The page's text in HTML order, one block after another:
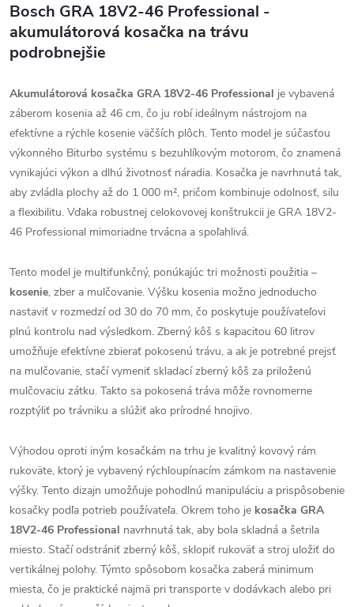
Bosch GRA 18V2-46 Professional -
akumulátorová kosačka na trávu
podrobnejšie
Akumulátorová kosačka GRA 18V2-46 Professional je vybavená
záberom kosenia až 46 cm, čo ju robí ideálnym nástrojom na
efektívne a rýchle kosenie väčších plôch. Tento model je súčasťou
výkonného Biturbo systému s bezuhlíkovým motorom, čo znamená
vynikajúci výkon a dlhú životnosť náradia. Kosačka je navrhnutá tak,
aby zvládla plochy až do 1 000 m², pričom kombinuje odolnosť, silu
a flexibilitu. Vďaka robustnej celokovovej konštrukcii je GRA 18V2-
46 Professional mimoriadne trvácna a spoľahlivá.
Tento model je multifunkčný, ponúkajúc tri možnosti použitia –
kosenie, zber a mulčovanie. Výšku kosenia možno jednoducho
nastaviť v rozmedzí od 30 do 70 mm, čo poskytuje používateľovi
plnú kontrolu nad výsledkom. Zberný kôš s kapacitou 60 litrov
umožňuje efektívne zbierať pokosenú trávu, a ak je potrebné prejsť
na mulčovanie, stačí vymeniť skladací zberný kôš za priloženú
mulčovaciu zátku. Takto sa pokosená tráva môže rovnomerne
rozptýliť po trávniku a slúžiť ako prírodné hnojivo.
Výhodou oproti iným kosačkám na trhu je kvalitný kovový rám
rukoväte, ktorý je vybavený rýchloupínacím zámkom na nastavenie
výšky. Tento dizajn umožňuje pohodlnú manipuláciu a prispôsobenie
kosačky podľa potrieb používateľa. Okrem toho je kosačka GRA
18V2-46 Professional navrhnutá tak, aby bola skladná a šetrila
miesto. Stačí odstrániť zberný kôš, sklopiť rukoväť a stroj uložiť do
vertikálnej polohy. Týmto spôsobom kosačka zaberá minimum
miesta, čo je praktické najmä pri transporte v dodávkach alebo pri